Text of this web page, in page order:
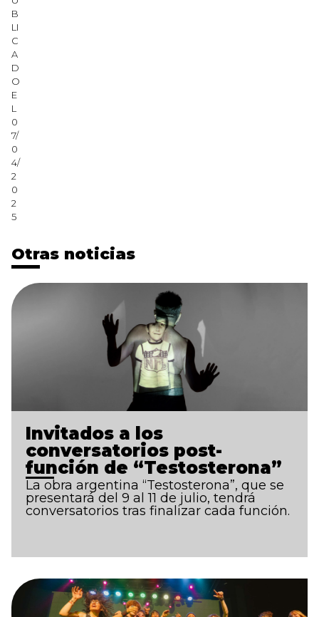
B
LI
C
A
D
O
E
L
0
7/
0
4/
2
0
2
5
Otras noticias
Invitados a los
conversatorios post-
función de “Testosterona”
La obra argentina “Testosterona”, que se
presentará del 9 al 11 de julio, tendrá
conversatorios tras finalizar cada función.